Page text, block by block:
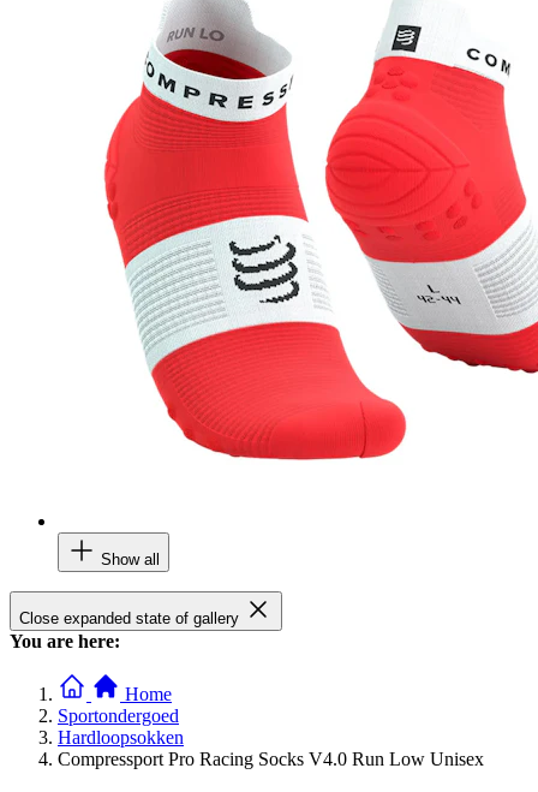
Show all
Close expanded state of gallery
You are here:
Home
Sportondergoed
Hardloopsokken
Compressport Pro Racing Socks V4.0 Run Low Unisex